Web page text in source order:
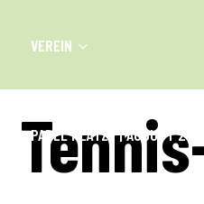
VEREIN
PADEL PLÄTZE | AUGUST 2026